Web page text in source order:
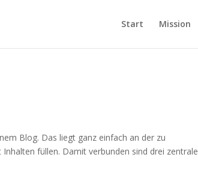
Start Mission
Blog. Das liegt ganz einfach an der zu
füllen. Damit verbunden sind drei zentrale